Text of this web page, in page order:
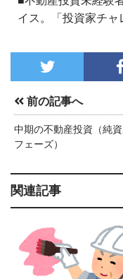
イス。「投資家チャ
前の記事へ
中期の不動産投資（純
フェーズ）
関連記事